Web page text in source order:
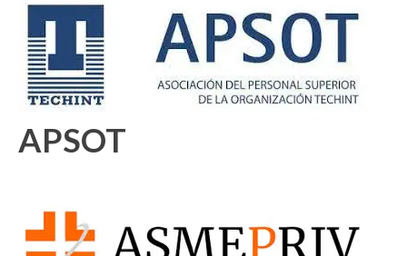
APSOT